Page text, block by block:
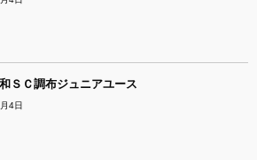
ＳＣ調布ジュニアユース
4日